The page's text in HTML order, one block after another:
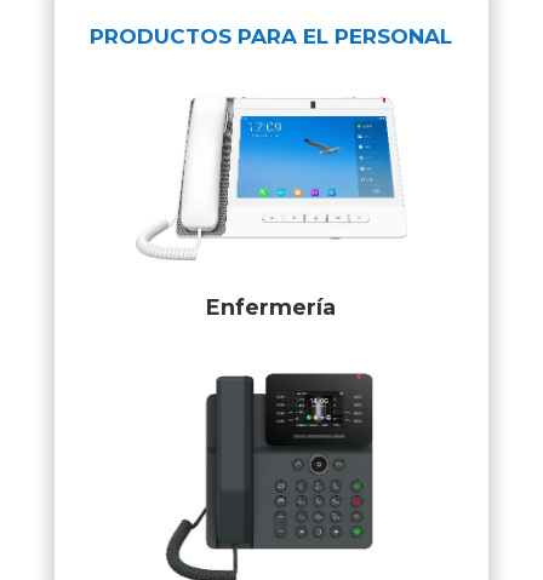
PRODUCTOS PARA EL PERSONAL
Enfermería